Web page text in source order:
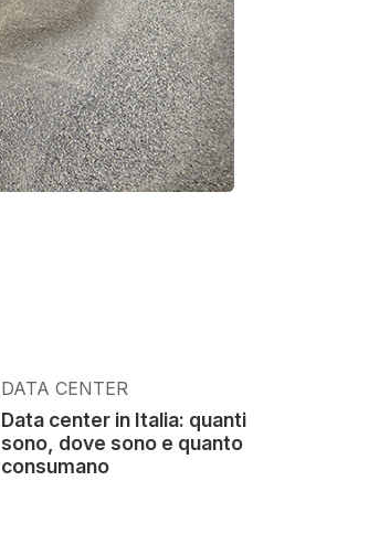
DATA CENTER
Data center in Italia: quanti
sono, dove sono e quanto
consumano